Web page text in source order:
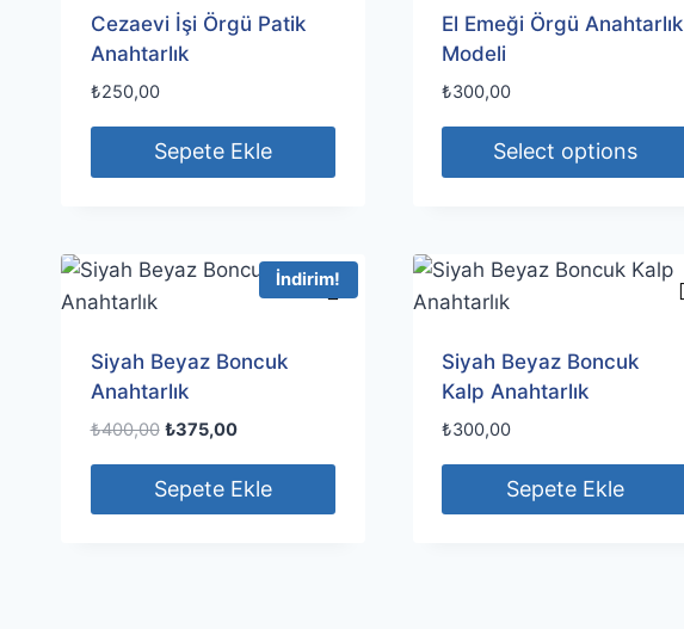
Cezaevi İşi Örgü Patik
Anahtarlık
₺250,00
Sepete Ekle
El Emeği Örgü Anahtarlık
Modeli
₺300,00
Select options
İndirim!
Siyah Beyaz Boncuk
Anahtarlık
₺400,00 Orijinal
₺400,00.
₺375,00Şu
fiyat:
₺375,00.
Sepete Ekle
Siyah Beyaz Boncuk
Kalp Anahtarlık
₺300,00
Sepete Ekle